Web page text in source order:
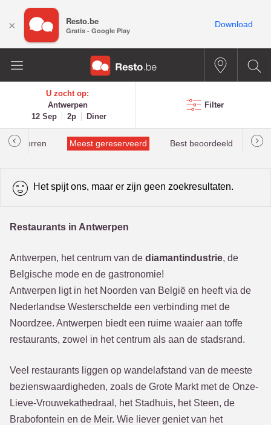
U zocht op:
Antwerpen
12 Sep
2p Diner
Filter
Meest gereserveerd Best beoordeeld
Het spijt ons, maar er zijn geen zoekresultaten.
Restaurants in Antwerpen
Antwerpen, het centrum van de diamantindustrie, de
Belgische mode en de gastronomie!
Antwerpen ligt in het Noorden van België en heeft via de
Nederlandse Westerschelde een verbinding met de
Noordzee. Antwerpen biedt een ruime waaier aan toffe
restaurants, zowel in het centrum als aan de stadsrand.
Veel restaurants liggen op wandelafstand van de meeste
bezienswaardigheden, zoals de Grote Markt met de Onze-
Lieve-Vrouwekathedraal, het Stadhuis, het Steen, de
Brabofontein en de Meir. Wie liever geniet van het
× Resto.be
Gratis - Google Play
Download